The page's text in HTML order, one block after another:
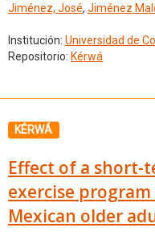
Jiménez, José, Jiménez
Institución: Universidad de
Repositorio: Kérwá
KÉRWÁ
Effect of a short-
exercise
Mexican older